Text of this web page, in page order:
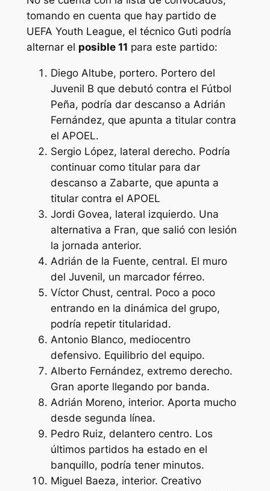
tomando en cuenta que hay partido de
UEFA Youth League, el técnico Guti podría
alternar el posible 11 para este partido:
Diego Altube, portero. Portero del
Juvenil B que debutó contra el Fútbol
Peña, podría dar descanso a Adrián
Fernández, que apunta a titular contra
el APOEL.
Sergio López, lateral derecho. Podría
continuar como titular para dar
descanso a Zabarte, que apunta a
titular contra el APOEL
Jordi Govea, lateral izquierdo. Una
alternativa a Fran, que salió con lesión
la jornada anterior.
Adrián de la Fuente, central. El muro
del Juvenil, un marcador férreo.
Víctor Chust, central. Poco a poco
entrando en la dinámica del grupo,
podría repetir titularidad.
Antonio Blanco, mediocentro
defensivo. Equilibrio del equipo.
Alberto Fernández, extremo derecho.
Gran aporte llegando por banda.
Adrián Moreno, interior. Aporta mucho
desde segunda línea.
Pedro Ruiz, delantero centro. Los
últimos partidos ha estado en el
banquillo, podría tener minutos.
Miguel Baeza, interior. Creativo